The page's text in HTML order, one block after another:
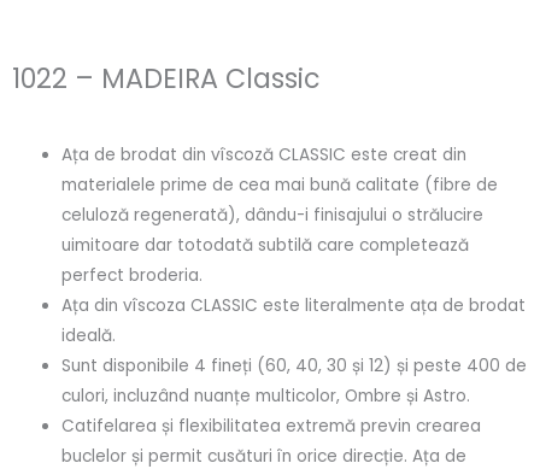
1022 – MADEIRA Classic
Ața de brodat din vîscoză CLASSIC este creat din
materialele prime de cea mai bună calitate (fibre de
celuloză regenerată), dându-i finisajului o strălucire
uimitoare dar totodată subtilă care completează
perfect broderia.
Ața din vîscoza CLASSIC este literalmente ața de brodat
ideală.
Sunt disponibile 4 fineți (60, 40, 30 și 12) și peste 400 de
culori, incluzând nuanțe multicolor, Ombre și Astro.
Catifelarea și flexibilitatea extremă previn crearea
buclelor și permit cusături în orice direcție. Ața de